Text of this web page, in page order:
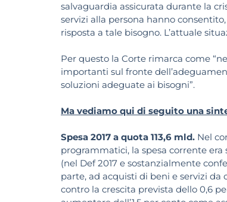
salvaguardia assicurata durante la
servizi alla persona hanno
risposta a tale bisogno. L’attuale
Per questo la Corte rimarca come
importanti sul fronte
soluzioni adeguate ai bisogni”.
Ma vediamo qui di seguito una
Spesa 2017 a quota 113,6 mld. Nel
programmatici, la spesa corrente
(nel Def 2017 e sostanzialmente
parte, ad acquisti di beni e servizi
contro la crescita prevista dello 0,6